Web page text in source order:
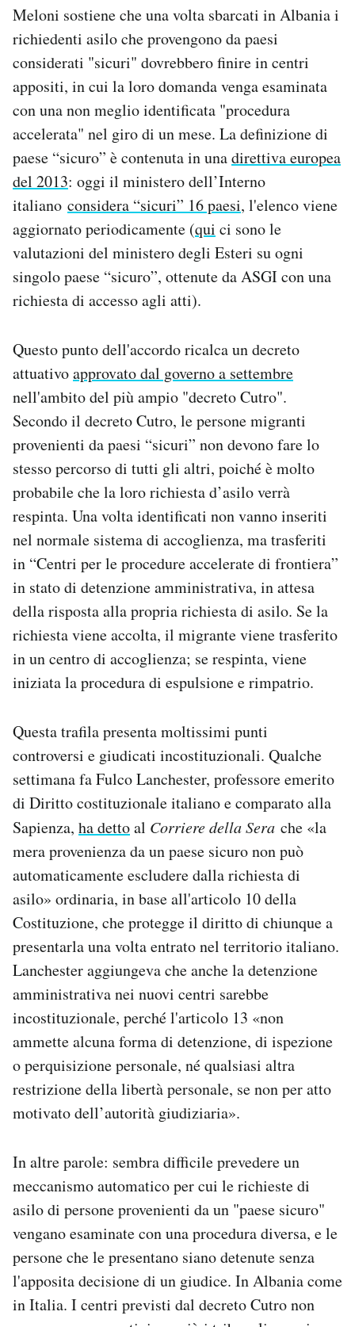
Meloni sostiene che una volta sbarcati in Albania i
richiedenti asilo che provengono da paesi
considerati "sicuri" dovrebbero finire in centri
appositi, in cui la loro domanda venga esaminata
con una non meglio identificata "procedura
accelerata" nel giro di un mese. La definizione di
paese “sicuro” è contenuta in unadirettiva europea
del 2013: oggi il ministero dell’Interno
italiano considera “sicuri” 16 paesi, l'elenco viene
aggiornato periodicamente (qui ci sono le
valutazioni del ministero degli Esteri su ogni
singolo paese “sicuro”, ottenute da ASGI con una
richiesta di accesso agli atti).
Questo punto dell'accordo ricalca un decreto
attuativoapprovato dal governo a settembre
nell'ambito del più ampio "decreto Cutro".
Secondo il decreto Cutro, le persone migranti
provenienti da paesi “sicuri” non devono fare lo
stesso percorso di tutti gli altri, poiché è molto
probabile che la loro richiesta d’asilo verrà
respinta. Una volta identificati non vanno inseriti
nel normale sistema di accoglienza, ma trasferiti
in “Centri per le procedure accelerate di frontiera”
in stato di detenzione amministrativa, in attesa
della risposta alla propria richiesta di asilo. Se la
richiesta viene accolta, il migrante viene trasferito
in un centro di accoglienza; se respinta, viene
iniziata la procedura di espulsione e rimpatrio.
Questa trafila presenta moltissimi punti
controversi e giudicati incostituzionali. Qualche
settimana fa Fulco Lanchester, professore emerito
di Diritto costituzionale italiano e comparato alla
Sapienza, ha dettoal Corriere della Sera che «la
mera provenienza da un paese sicuro non può
automaticamente escludere dalla richiesta di
asilo» ordinaria, in base all'articolo 10 della
Costituzione, che protegge il diritto di chiunque a
presentarla una volta entrato nel territorio italiano.
Lanchester aggiungeva che anche la detenzione
amministrativa nei nuovi centri sarebbe
incostituzionale, perché l'articolo 13 «non
ammette alcuna forma di detenzione, di ispezione
o perquisizione personale, né qualsiasi altra
restrizione della libertà personale, se non per atto
motivato dell’autorità giudiziaria».
In altre parole: sembra difficile prevedere un
meccanismo automatico per cui le richieste di
asilo di persone provenienti da un "paese sicuro"
vengano esaminate con una procedura diversa, e le
persone che le presentano siano detenute senza
l'apposita decisione di un giudice. In Albania come
in Italia. I centri previsti dal decreto Cutro non